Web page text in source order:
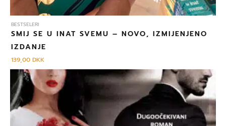
BESTSELERI
SMIJ SE U INAT SVEMU – NOVO, IZMIJENJENO
IZDANJE
139,00DKK